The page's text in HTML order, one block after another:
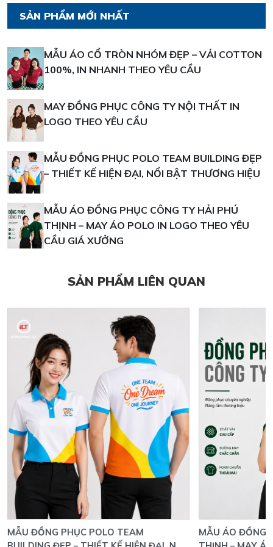
SẢN PHẨM MỚI NHẤT
MẪU ÁO CỔ TRÒN NHÓM ĐẸP – VẢI COTTON
100%, IN NHANH THEO YÊU CẦU
MAY ĐỒNG PHỤC CÔNG TY NỘI THẤT IN
LOGO THEO YÊU CẦU
MẪU ĐỒNG PHỤC POLO TEAM BUILDING ĐẸP
– THIẾT KẾ HIỆN ĐẠI, NỔI BẬT THƯƠNG HIỆU
MẪU ÁO ĐỒNG PHỤC CÔNG TY HẢI PHÚ
THỊNH – MAY ÁO POLO IN LOGO THEO YÊU
CẦU GIÁ XƯỞNG
SẢN PHẨM LIÊN QUAN
MẪU ĐỒNG PHỤC POLO TEAM
MẪU ÁO ĐỒNG